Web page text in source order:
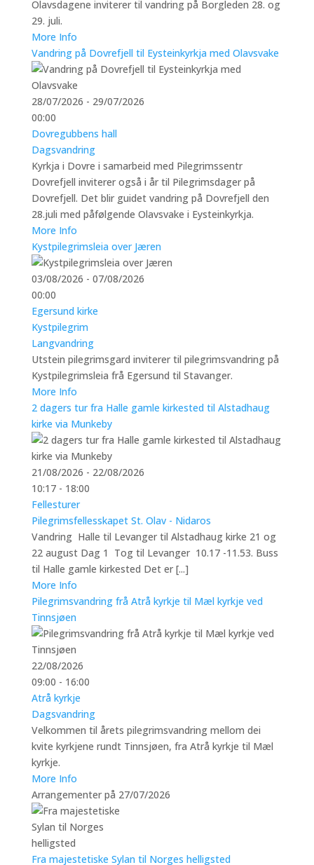
Olavsdagene inviterer til vandring på Borgleden 28. og
29. juli.
More Info
Vandring på Dovrefjell til Eysteinkyrkja med Olavsvake
28/07/2026 - 29/07/2026
00:00
Dovregubbens hall
Dagsvandring
Kyrkja i Dovre i samarbeid med Pilegrimssentr
Dovrefjell inviterer også i år til Pilegrimsdager på
Dovrefjell. Det blir guidet vandring på Dovrefjell den
28.juli med påfølgende Olavsvake i Eysteinkyrkja.
More Info
Kystpilegrimsleia over Jæren
03/08/2026 - 07/08/2026
00:00
Egersund kirke
Kystpilegrim
Langvandring
Utstein pilegrimsgard inviterer til pilegrimsvandring på
Kystpilegrimsleia frå Egersund til Stavanger.
More Info
2 dagers tur fra Halle gamle kirkested til Alstadhaug
kirke via Munkeby
21/08/2026 - 22/08/2026
10:17 - 18:00
Fellesturer
Pilegrimsfellesskapet St. Olav - Nidaros
Vandring Halle til Levanger til Alstadhaug kirke 21 og
22 august Dag 1 Tog til Levanger 10.17 -11.53. Buss
til Halle gamle kirkested Det er [...]
More Info
Pilegrimsvandring frå Atrå kyrkje til Mæl kyrkje ved
Tinnsjøen
22/08/2026
09:00 - 16:00
Atrå kyrkje
Dagsvandring
Velkommen til årets pilegrimsvandring mellom dei
kvite kyrkjene rundt Tinnsjøen, fra Atrå kyrkje til Mæl
kyrkje.
More Info
Arrangementer på 27/07/2026
Fra majestetiske Sylan til Norges helligsted